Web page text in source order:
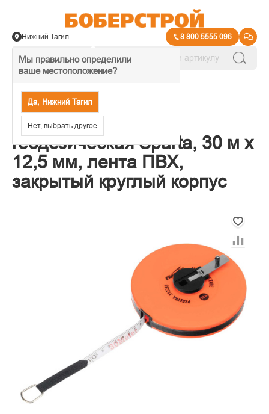
Мы правильно определили
ваше местоположение?
Да, Нижний Тагил
Нет, выбрать другое
Нижний Тагил 8 800 5555 096
312235 Рулетка
геодезическая Sparta, 30 м х
12,5 мм, лента ПВХ,
закрытый круглый корпус